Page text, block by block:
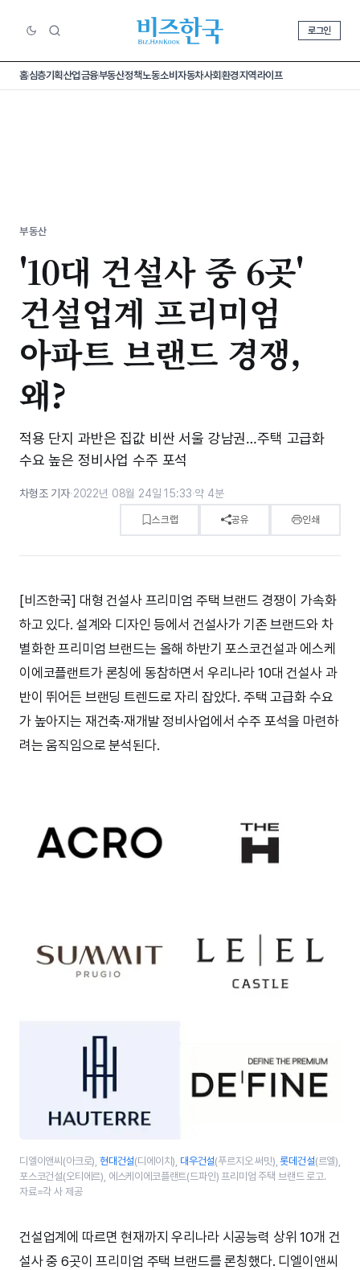
로그인
홈심층기획산업금융부동산정책노동소비 자동차사회환경지역라이프
부동산
'10대 건설사 중 6곳'
건설업계 프리미엄
아파트 브랜드 경쟁,
왜?
적용 단지 과반은 집값 비싼 서울 강남권…주택 고급화
수요 높은 정비사업 수주 포석
차형조 기자·2022년 08월 24일 15:33·약 4분
스크랩 공유 인쇄
[비즈한국] 대형 건설사 프리미엄 주택 브랜드 경쟁이 가속화
하고 있다. 설계와 디자인 등에서 건설사가 기존 브랜드와 차
별화한 프리미엄 브랜드는 올해 하반기 포스코건설과 에스케
이에코플랜트가 론칭에 동참하면서 우리나라 10대 건설사 과
반이 뛰어든 브랜딩 트렌드로 자리 잡았다. 주택 고급화 수요
가 높아지는 재건축·재개발 정비사업에서 수주 포석을 마련하
려는 움직임으로 분석된다.
디엘이앤씨(아크로), 현대건설(디에이치), 대우건설(푸르지오 써밋),롯데건설(르엘),
포스코건설(오티에르), 에스케이에코플랜트(드파인) 프리미엄 주택 브랜드 로고.
자료=각 사 제공
건설업계에 따르면 현재까지 우리나라 시공능력 상위 10개 건
설사 중 6곳이 프리미엄 주택 브랜드를 론칭했다. 디엘이앤씨